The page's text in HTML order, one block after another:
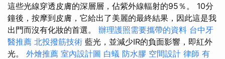
這些光線穿透皮膚的深層層，佔紫外線輻射的95％。 10分
鐘後，按摩到皮膚，它給出了美麗的最終結果，因此這是我
出門而沒有化妝的首選。 辦理護照需要攜帶的資料 台中牙
醫推薦 北投撥筋技術 藍光，並減少IR的負面影響，即紅外
光。 外燴推薦 室內設計圖 白蟻 防水膠 空間設計 律師 有